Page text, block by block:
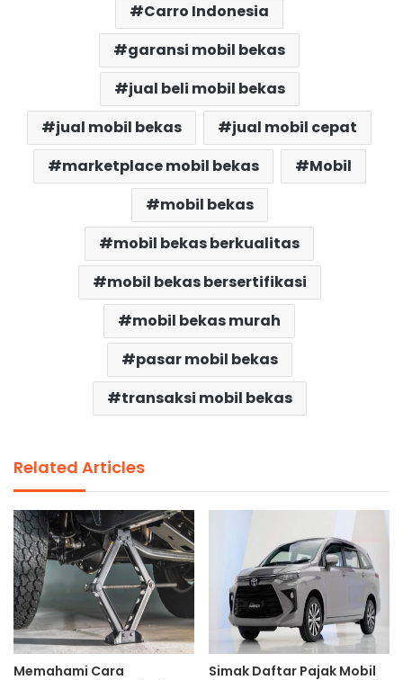
Carro Indonesia
garansi mobil bekas
jual beli mobil bekas
jual mobil bekas
jual mobil cepat
marketplace mobil bekas
Mobil
mobil bekas
mobil bekas berkualitas
mobil bekas bersertifikasi
mobil bekas murah
pasar mobil bekas
transaksi mobil bekas
Related Articles
Memahami Cara
Simak Daftar Pajak Mobil